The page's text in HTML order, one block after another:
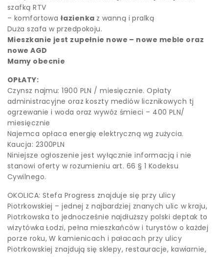
szafką RTV
– komfortowa łazienka z wanną i pralką
Duża szafa w przedpokoju.
Mieszkanie jest zupełnie nowe – nowe meble oraz
nowe AGD
Mamy obecnie
OPŁATY:
Czynsz najmu: 1900 PLN / miesięcznie. Opłaty
administracyjne oraz koszty mediów licznikowych tj
ogrzewanie i woda oraz wywóz śmieci – 400 PLN/
miesięcznie
Najemca opłaca energię elektryczną wg zużycia.
Kaucja: 2300PLN
Niniejsze ogłoszenie jest wyłącznie informacją i nie
stanowi oferty w rozumieniu art. 66 § 1 Kodeksu
Cywilnego.
OKOLICA: Stefa Progress znajduje się przy ulicy
Piotrkowskiej – jednej z najbardziej znanych ulic w kraju,
Piotrkowska to jednocześnie najdłuższy polski deptak to
wizytówka Łodzi, pełna mieszkańców i turystów o każdej
porze roku, W kamienicach i pałacach przy ulicy
Piotrkowskiej znajdują się sklepy, restauracje, kawiarnie,